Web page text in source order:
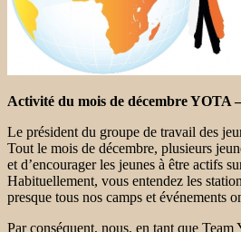
Activité du mois de décembre YOTA
Le président du groupe de travail des
Tout le mois de décembre, plusieurs
et d’encourager les jeunes à être actifs
Habituellement, vous entendez les
presque tous nos camps et événements
Par conséquent, nous, en tant que